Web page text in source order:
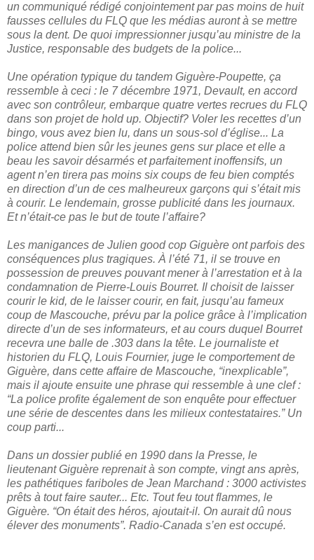
un communiqué rédigé conjointement par pas moins de huit
fausses cellules du FLQ que les médias auront à se mettre
sous la dent. De quoi impressionner jusqu’au ministre de la
Justice, responsable des budgets de la police...
Une opération typique du tandem Giguère-Poupette, ça
ressemble à ceci : le 7 décembre 1971, Devault, en accord
avec son contrôleur, embarque quatre vertes recrues du FLQ
dans son projet de hold up. Objectif? Voler les recettes d’un
bingo, vous avez bien lu, dans un sous-sol d’église... La
police attend bien sûr les jeunes gens sur place et elle a
beau les savoir désarmés et parfaitement inoffensifs, un
agent n’en tirera pas moins six coups de feu bien comptés
en direction d’un de ces malheureux garçons qui s’était mis
à courir. Le lendemain, grosse publicité dans les journaux.
Et n’était-ce pas le but de toute l’affaire?
Les manigances de Julien good cop Giguère ont parfois des
conséquences plus tragiques. À l’été 71, il se trouve en
possession de preuves pouvant mener à l’arrestation et à la
condamnation de Pierre-Louis Bourret. Il choisit de laisser
courir le kid, de le laisser courir, en fait, jusqu’au fameux
coup de Mascouche, prévu par la police grâce à l’implication
directe d’un de ses informateurs, et au cours duquel Bourret
recevra une balle de .303 dans la tête. Le journaliste et
historien du FLQ, Louis Fournier, juge le comportement de
Giguère, dans cette affaire de Mascouche, “inexplicable”,
mais il ajoute ensuite une phrase qui ressemble à une clef :
“La police profite également de son enquête pour effectuer
une série de descentes dans les milieux contestataires.” Un
coup parti...
Dans un dossier publié en 1990 dans la Presse, le
lieutenant Giguère reprenait à son compte, vingt ans après,
les pathétiques fariboles de Jean Marchand : 3000 activistes
prêts à tout faire sauter... Etc. Tout feu tout flammes, le
Giguère. “On était des héros, ajoutait-il. On aurait dû nous
élever des monuments”. Radio-Canada s’en est occupé.